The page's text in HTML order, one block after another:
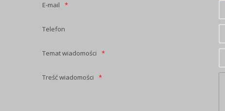
E-mail
Telefon
Temat wiadomości
Treść wiadomości